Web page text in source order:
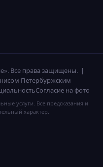
Все права защищены. |
Петербуржским
Согласие на фото
услуги. Все предсказания и
характер.